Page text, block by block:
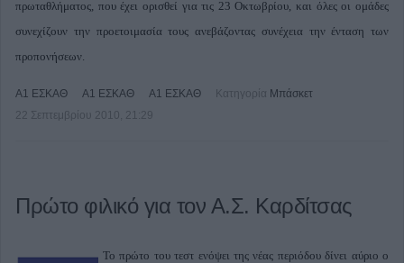
πρωταθλήματος, που έχει ορισθεί για τις 23 Οκτωβρίου, και όλες οι ομάδες
συνεχίζουν την προετοιμασία τους ανεβάζοντας συνέχεια την ένταση των
προπονήσεων.
Α1 ΕΣΚΑΘ Α1 ΕΣΚΑΘ Α1 ΕΣΚΑΘ Κατηγορία Μπάσκετ
22 Σεπτεμβρίου 2010, 21:29
Πρώτο φιλικό για τον Α.Σ. Καρδίτσας
Το πρώτο του τεστ ενόψει της νέας περιόδου δίνει αύριο ο